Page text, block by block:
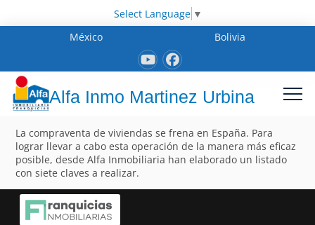
Select Language ▼
México
Bolivia
Alfa Inmo Martinez Urbina
La compraventa de viviendas se frena en España. Para
lograr llevar a cabo esta operación de la manera más eficaz
posible, desde Alfa Inmobiliaria han elaborado un listado
con siete claves a realizar.